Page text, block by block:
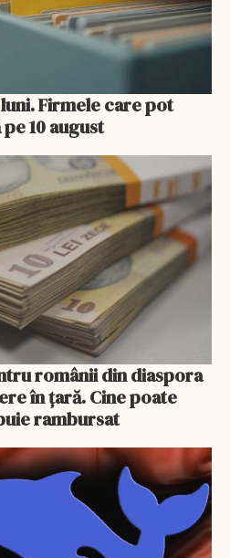
Firmele care pot
10 august
românii din diaspora
în țară. Cine poate
rambursat